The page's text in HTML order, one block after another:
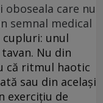
care nu
semnal medical
unul
Nu din
că ritmul haotic
sau din același
exercițiu de